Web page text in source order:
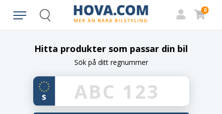
Search
0
Hitta produkter som passar din bil
Sök på ditt regnummer